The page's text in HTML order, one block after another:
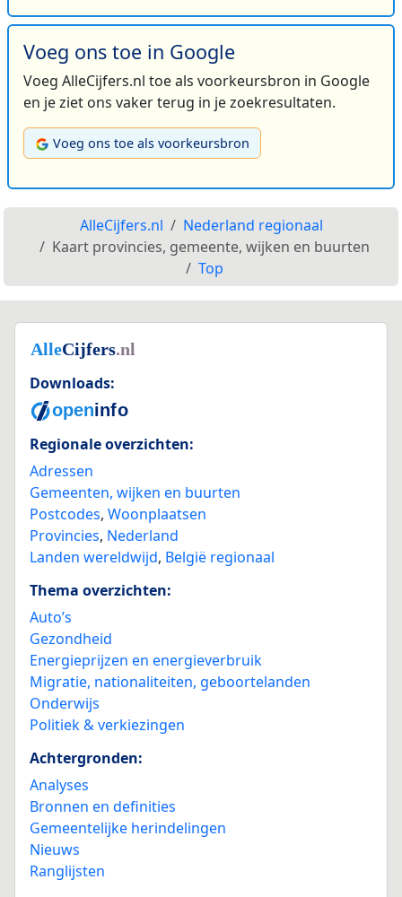
Voeg ons toe in Google
Voeg AlleCijfers.nl toe als voorkeursbron in Google
en je ziet ons vaker terug in je zoekresultaten.
Voeg ons toe als voorkeursbron
AlleCijfers.nl
Nederland regionaal
Kaart provincies, gemeente, wijken en buurten
Top
Downloads:
Regionale overzichten:
Adressen
Gemeenten, wijken en buurten
Postcodes, Woonplaatsen
Provincies, Nederland
Landen wereldwijd, België regionaal
Thema overzichten:
Auto’s
Gezondheid
Energieprijzen en energieverbruik
Migratie, nationaliteiten, geboortelanden
Onderwijs
Politiek & verkiezingen
Achtergronden:
Analyses
Bronnen en definities
Gemeentelijke herindelingen
Nieuws
Ranglijsten